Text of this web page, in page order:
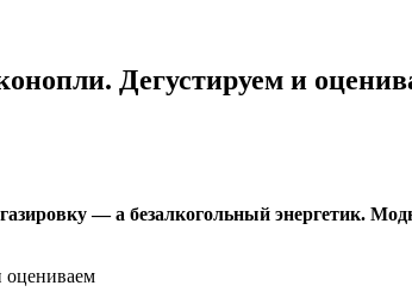
Дегустируем и
— а безалкогольный энергетик.